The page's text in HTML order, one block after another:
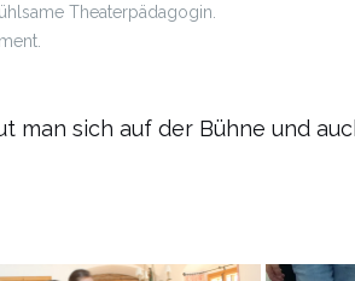
Theaterpädagogin.
man sich auf der Bühne und